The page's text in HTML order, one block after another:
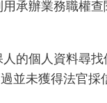
用承辦業務職權
的個人資料尋
並未獲得法官